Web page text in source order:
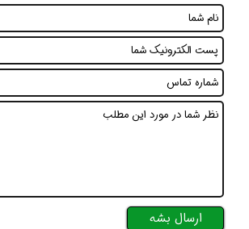
ارسال بشه